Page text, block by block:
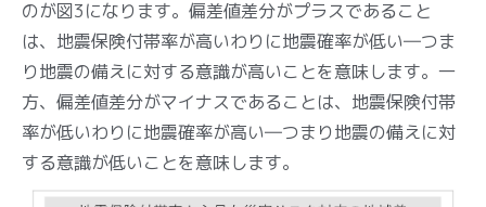
のが図3になります。偏差値差分がプラスであること
は、地震保険付帯率が高いわりに地震確率が低い―つま
り地震の備えに対する意識が高いことを意味します。一
方、偏差値差分がマイナスであることは、地震保険付帯
率が低いわりに地震確率が高い―つまり地震の備えに対
する意識が低いことを意味します。